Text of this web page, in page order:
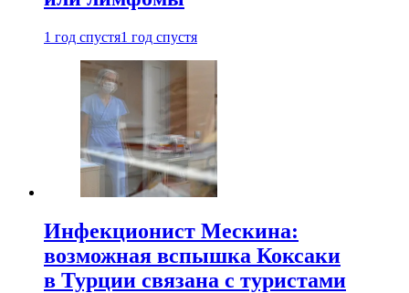
1 год спустя1 год спустя
Инфекционист Мескина:
возможная вспышка Коксаки
в Турции связана с туристами